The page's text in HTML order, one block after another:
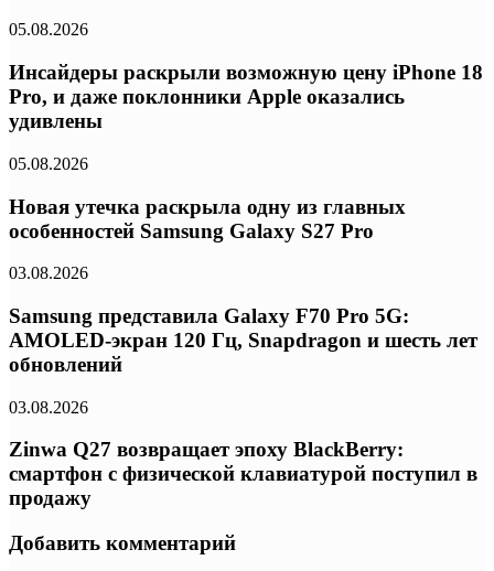
05.08.2026
Инсайдеры раскрыли возможную цену iPhone 18
Pro, и даже поклонники Apple оказались
удивлены
05.08.2026
Новая утечка раскрыла одну из главных
особенностей Samsung Galaxy S27 Pro
03.08.2026
Samsung представила Galaxy F70 Pro 5G:
AMOLED-экран 120 Гц, Snapdragon и шесть лет
обновлений
03.08.2026
Zinwa Q27 возвращает эпоху BlackBerry:
смартфон с физической клавиатурой поступил в
продажу
Добавить комментарий